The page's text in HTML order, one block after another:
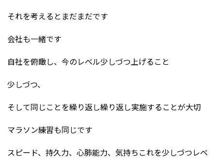
それを考えるとまだまだです
会社も一緒です
自社を俯瞰し、今のレベル少しづつ上げること
少しづつ、
そして同じことを繰り返し繰り返し実施することが大切
マラソン練習も同じです
スピード、持久力、心肺能力、気持ちこれを少しづつレベ